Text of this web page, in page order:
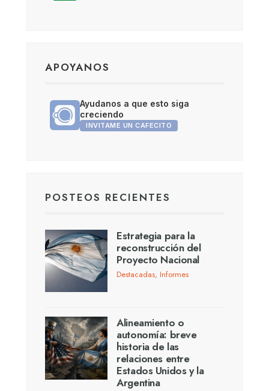
APOYANOS
Ayudanos a que esto siga
creciendo
INVITAME UN CAFECITO
POSTEOS RECIENTES
Estrategia para la
reconstrucción del
Proyecto Nacional
Destacadas, Informes
Alineamiento o
autonomía: breve
historia de las
relaciones entre
Estados Unidos y la
Argentina